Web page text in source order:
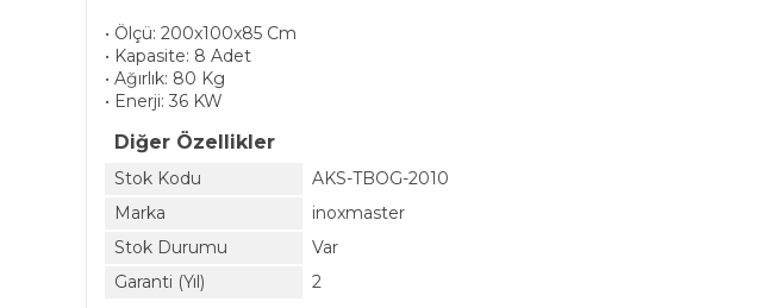
• Ölçü: 200x100x85 Cm
• Kapasite: 8 Adet
• Ağırlık: 80 Kg
• Enerji: 36 KW
Diğer Özellikler
Stok Kodu
AKS-TBOG-2010
Marka
inoxmaster
Stok Durumu
Var
Garanti (Yıl)
2